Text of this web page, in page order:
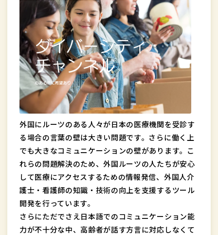
外国にルーツのある人々が日本の医療機関を受診す
る場合の言葉の壁は大きい問題です。さらに働く上
でも大きなコミュニケーションの壁があります。こ
れらの問題解決のため、外国ルーツの人たちが安心
して医療にアクセスするための情報発信、外国人介
護士・看護師の知識・技術の向上を支援するツール
開発を行っています。
さらにただでさえ日本語でのコミュニケーション能
力が不十分な中、高齢者が話す方言に対応しなくて